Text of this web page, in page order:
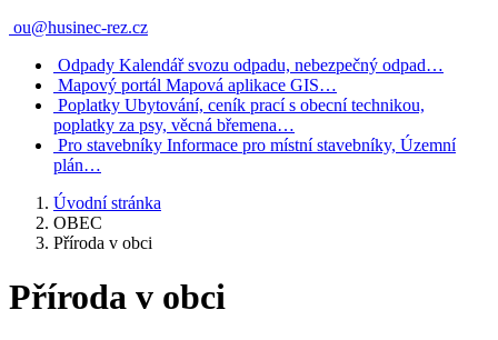
ou@husinec-rez.cz
Odpady Kalendář svozu odpadu, nebezpečný odpad…
Mapový portál Mapová aplikace GIS…
Poplatky Ubytování, ceník prací s obecní technikou,
poplatky za psy, věcná břemena…
Pro stavebníky Informace pro místní stavebníky, Územní
plán…
Úvodní stránka
OBEC
Příroda v obci
Příroda v obci